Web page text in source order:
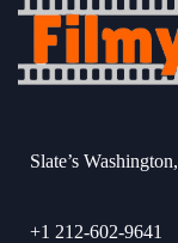
Slate’s
+1 212-602-9641